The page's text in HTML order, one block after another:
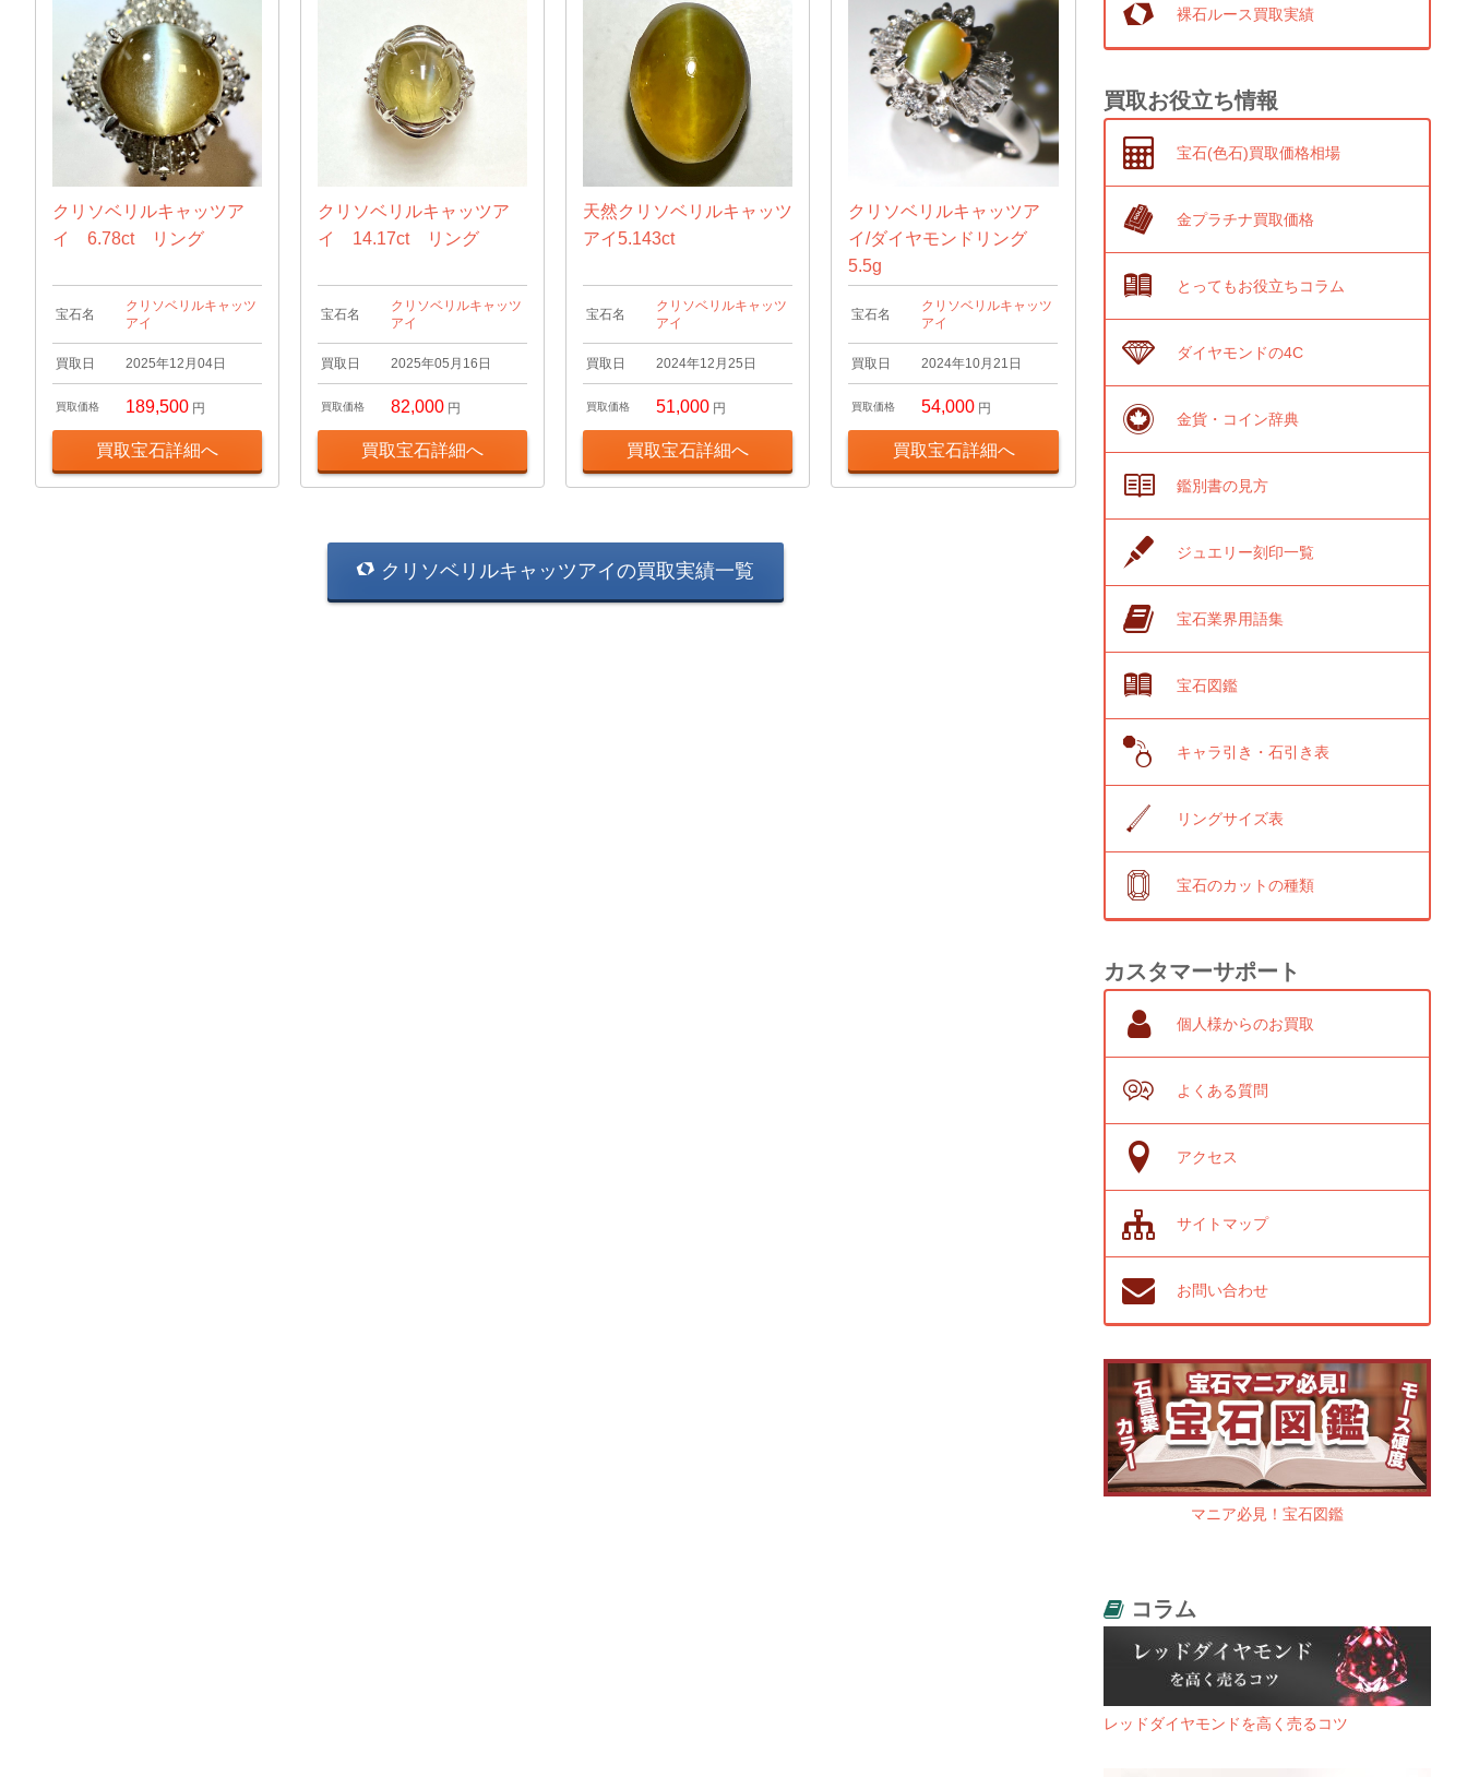
クリソベリルキャッツア
イ 6.78ct リング
宝石名
クリソベリルキャッツ
アイ
買取日 2025年12月04日
買取価格 189,500 円
買取宝石詳細へ
クリソベリルキャッツア
イ 14.17ct リング
宝石名
クリソベリルキャッツ
アイ
買取日 2025年05月16日
買取価格 82,000 円
買取宝石詳細へ
天然クリソベリルキャッツ
アイ5.143ct
宝石名
クリソベリルキャッツ
アイ
買取日 2024年12月25日
買取価格 51,000 円
買取宝石詳細へ
クリソベリルキャッツア
イ/ダイヤモンドリング
5.5g
宝石名
クリソベリルキャッツ
アイ
買取日 2024年10月21日
買取価格 54,000 円
買取宝石詳細へ
クリソベリルキャッツアイの買取実績一覧
裸石ルース買取実績
買取お役立ち情報
宝石(色石)買取価格相場
金プラチナ買取価格
とってもお役立ちコラム
ダイヤモンドの4C
金貨・コイン辞典
鑑別書の見方
ジュエリー刻印一覧
宝石業界用語集
宝石図鑑
キャラ引き・石引き表
リングサイズ表
宝石のカットの種類
カスタマーサポート
個人様からのお買取
よくある質問
アクセス
サイトマップ
お問い合わせ
マニア必見！宝石図鑑
コラム
レッドダイヤモンドを高く売るコツ